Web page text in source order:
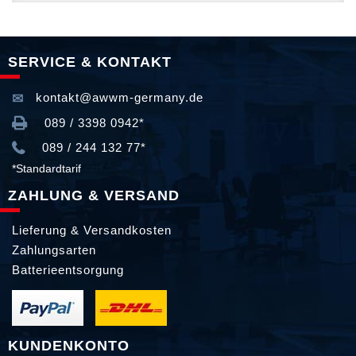
SERVICE & KONTAKT
kontakt@awwm-germany.de
089 / 3398 0942*
089 / 244 132 77*
*Standardtarif
ZAHLUNG & VERSAND
Lieferung & Versandkosten
Zahlungsarten
Batterieentsorgung
KUNDENKONTO